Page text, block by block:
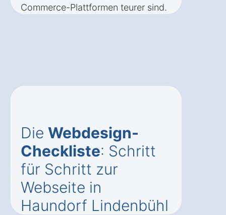
Commerce-Plattformen teurer sind.
Die Webdesign-
Checkliste: Schritt
für Schritt zur
Webseite in
Haundorf Lindenbühl